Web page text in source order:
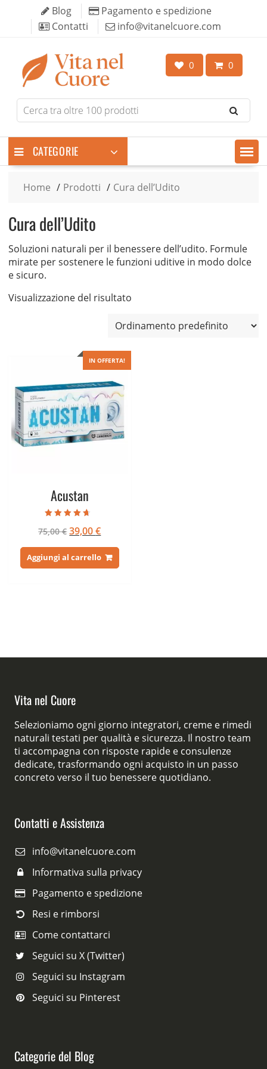
content
Blog
Pagamento e spedizione
Contatti
info@vitanelcuore.com
0 0
Search
for
CATEGORIE
Home Prodotti Cura dell’Udito
Cura dell’Udito
Soluzioni naturali per il benessere dell’udito. Formule
mirate per sostenere le funzioni uditive in modo dolce
e sicuro.
Visualizzazione del risultato
IN OFFERTA!
Acustan
4.33
su 5
75,00€Il
originale
era:
39,00€Il
attuale
è:
Aggiungi al carrello
Vita nel Cuore
Selezioniamo ogni giorno integratori, creme e rimedi
naturali testati per qualità e sicurezza. Il nostro team
ti accompagna con risposte rapide e consulenze
dedicate, trasformando ogni acquisto in un passo
concreto verso il tuo benessere quotidiano.
Contatti e Assistenza
info@vitanelcuore.com
Informativa sulla privacy
Pagamento e spedizione
Resi e rimborsi
Come contattarci
Seguici su X (Twitter)
Seguici su Instagram
Seguici su Pinterest
Categorie del Blog